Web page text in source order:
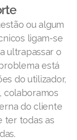
ou algum
ligam-se
ultrapassar o
está
do utilizador,
colaboramos
do cliente
ter todas as